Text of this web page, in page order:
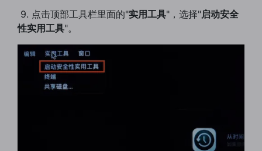
​ 9. 点击顶部工具栏里面的"实用工具"，选择"启动安全
性实用工具"。